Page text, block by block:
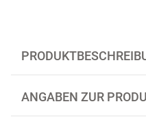
ANGABEN ZUR